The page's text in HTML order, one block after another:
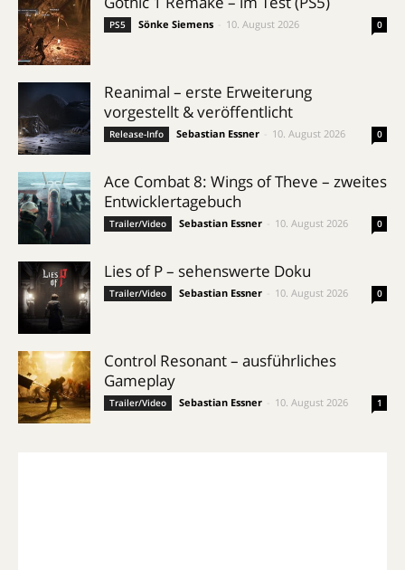
PS5 Sönke Siemens 10. August 2026 0
Reanimal – erste Erweiterung
vorgestellt & veröffentlicht
Release-Info Sebastian Essner 10. August 2026 0
Ace Combat 8: Wings of Theve – zweites
Entwicklertagebuch
Trailer/Video Sebastian Essner 10. August 2026 0
Lies of P – sehenswerte Doku
Trailer/Video Sebastian Essner 10. August 2026 0
Control Resonant – ausführliches
Gameplay
Trailer/Video Sebastian Essner 10. August 2026 1